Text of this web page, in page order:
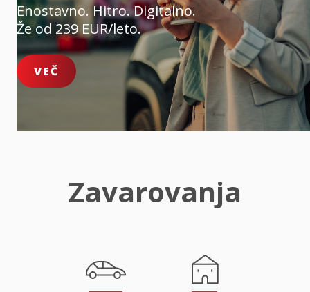
Enostavno. Hitro. Digitalno.
Že od 239 EUR/leto.
VEČ
Zavarovanja